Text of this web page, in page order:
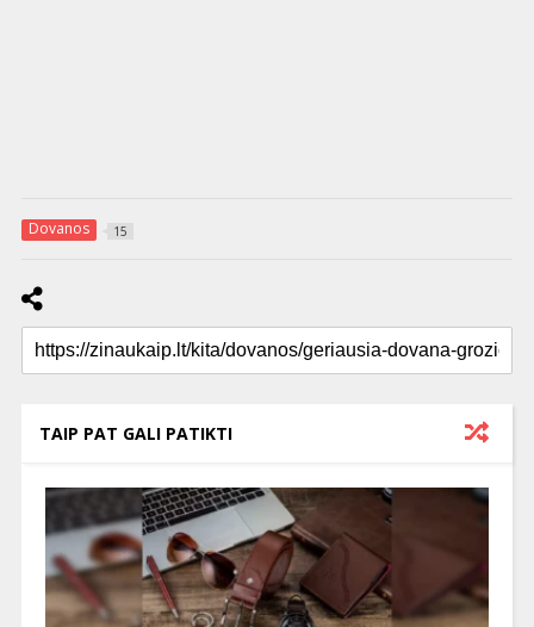
Dovanos 15
TAIP PAT GALI PATIKTI